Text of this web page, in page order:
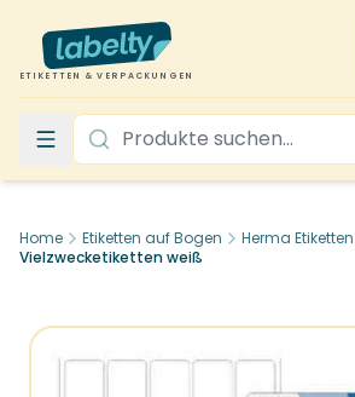
ETIKETTEN & VERPACKUNGEN
Home Etiketten auf Bogen
Herma Etiketten
Vielzwecketiketten weiß